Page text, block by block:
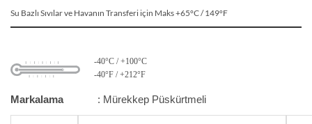
Su Bazlı Sıvılar ve Havanın Transferi için Maks +65°C / 149°F
-40°C / +100°C
-40°F / +212°F
Markalama : Mürekkep Püskürtmeli